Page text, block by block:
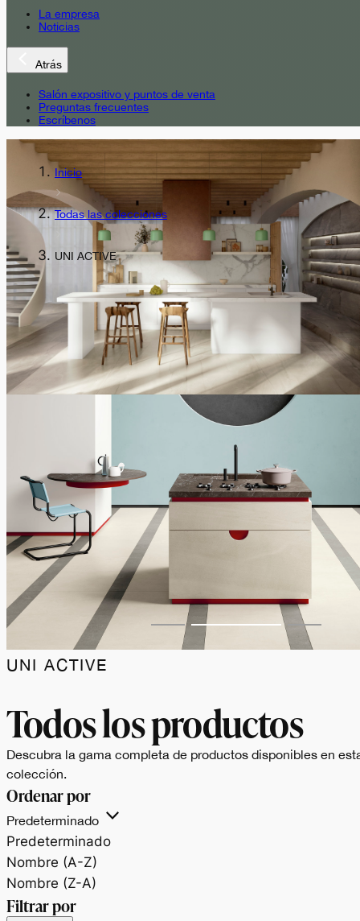
La empresa
Noticias
Atrás
Salón expositivo y puntos de venta
Preguntas frecuentes
Escríbenos
Inicio
Todas las colecciones
UNI ACTIVE
UNI ACTIVE
Todos los productos
Descubra la gama completa de productos disponibles en
colección.
Ordenar por
Predeterminado
Predeterminado
Nombre (A-Z)
Nombre (Z-A)
Filtrar por